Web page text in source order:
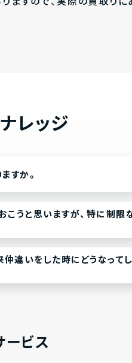
レッジ
すか。
こうと思いますが、特に制限
違いをした時にどうなって
ビス